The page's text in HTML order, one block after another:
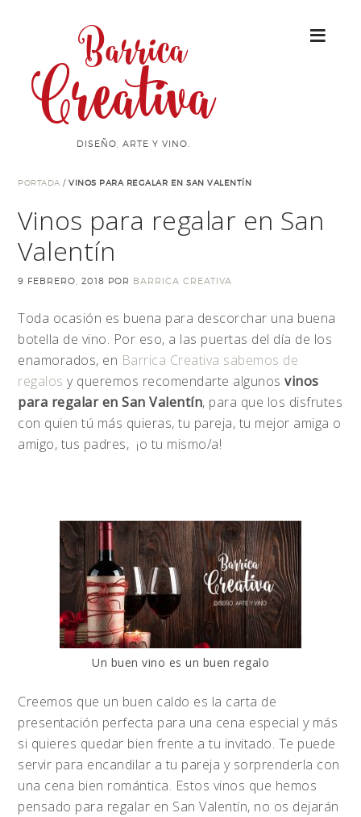
Barrica
Creativa
DISEÑO, ARTE Y VINO.
PORTADA /VINOS PARA REGALAR EN SAN VALENTÍN
Vinos para regalar en San
Valentín
9 FEBRERO, 2018 POR BARRICA CREATIVA
Toda ocasión es buena para descorchar una buena
botella de vino. Por eso, a las puertas del día de los
enamorados, en Barrica Creativa sabemos de
regalos y queremos recomendarte algunosvinos
para regalar en San Valentín, para que los disfrutes
con quien tú más quieras, tu pareja, tu mejor amiga o
amigo, tus padres, ¡o tu mismo/a!
Un buen vino es un buen regalo
Creemos que un buen caldo es la carta de
presentación perfecta para una cena especial y más
si quieres quedar bien frente a tu invitado. Te puede
servir para encandilar a tu pareja y sorprenderla con
una cena bien romántica. Estos vinos que hemos
pensado para regalar en San Valentín, no os dejarán